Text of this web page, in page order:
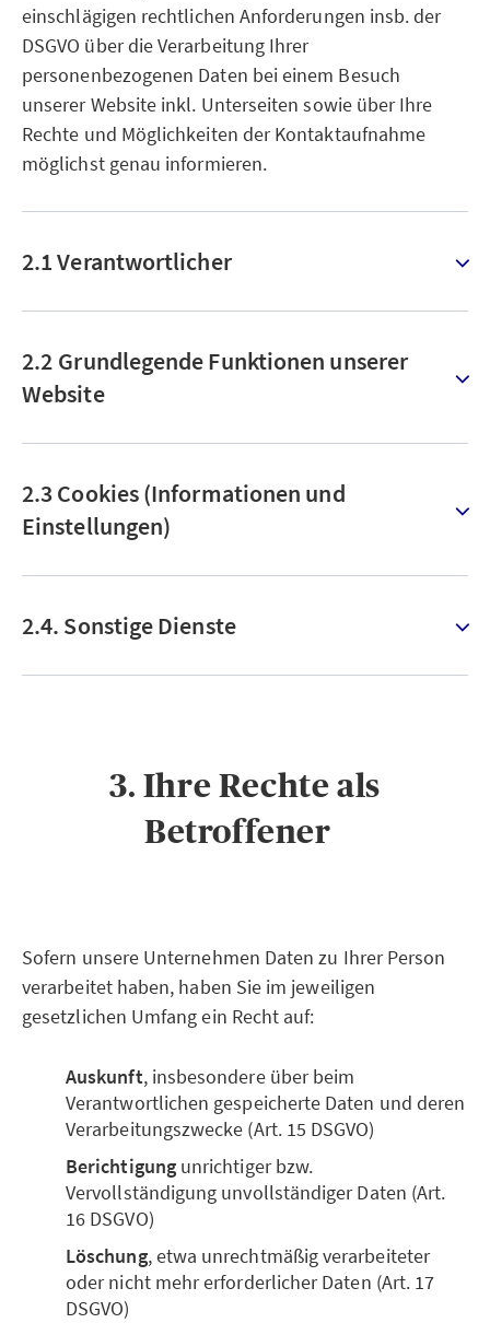
einschlägigen rechtlichen Anforderungen insb. der
DSGVO über die Verarbeitung Ihrer
personenbezogenen Daten bei einem Besuch
unserer Website inkl. Unterseiten sowie über Ihre
Rechte und Möglichkeiten der Kontaktaufnahme
möglichst genau informieren.
2.1 Verantwortlicher
2.2 Grundlegende Funktionen unserer
Website
2.3 Cookies (Informationen und
Einstellungen)
2.4. Sonstige Dienste
3. Ihre Rechte als
Betroffener
Sofern unsere Unternehmen Daten zu Ihrer Person
verarbeitet haben, haben Sie im jeweiligen
gesetzlichen Umfang ein Recht auf:
Auskunft, insbesondere über beim
Verantwortlichen gespeicherte Daten und deren
Verarbeitungszwecke (Art. 15 DSGVO)
Berichtigungunrichtiger bzw.
Vervollständigung unvollständiger Daten (Art.
16 DSGVO)
Löschung, etwa unrechtmäßig verarbeiteter
oder nicht mehr erforderlicher Daten (Art. 17
DSGVO)